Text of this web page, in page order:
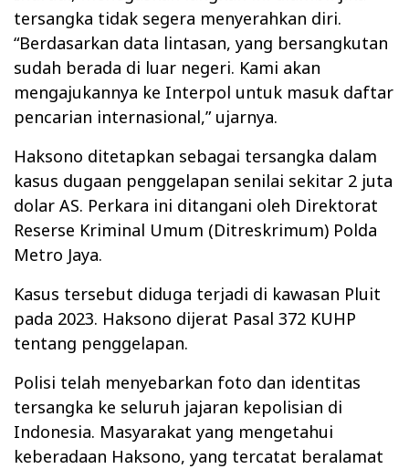
tersangka tidak segera menyerahkan diri.
“Berdasarkan data lintasan, yang bersangkutan
sudah berada di luar negeri. Kami akan
mengajukannya ke Interpol untuk masuk daftar
pencarian internasional,” ujarnya.
Haksono ditetapkan sebagai tersangka dalam
kasus dugaan penggelapan senilai sekitar 2 juta
dolar AS. Perkara ini ditangani oleh Direktorat
Reserse Kriminal Umum (Ditreskrimum) Polda
Metro Jaya.
Kasus tersebut diduga terjadi di kawasan Pluit
pada 2023. Haksono dijerat Pasal 372 KUHP
tentang penggelapan.
Polisi telah menyebarkan foto dan identitas
tersangka ke seluruh jajaran kepolisian di
Indonesia. Masyarakat yang mengetahui
keberadaan Haksono, yang tercatat beralamat